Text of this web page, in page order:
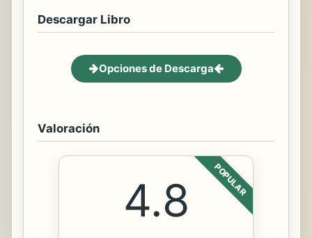
Descargar Libro
Opciones de Descarga
Valoración
POPULAR
4.8